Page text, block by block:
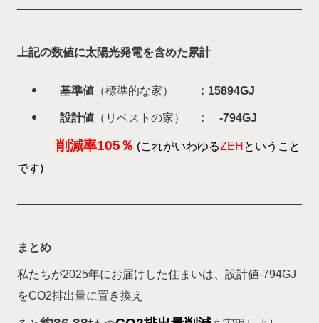
上記の数値に太陽光発電を含めた累計
基準値 （標準的な家） ：15894GJ
設計値 （リベストの家） ： -794GJ
削減率105％ (これがいわゆるZEH ということ
です)
まとめ
私たちが2025年にお届けした住まいは、設計値-794GJ
をCO2排出量に置き換え